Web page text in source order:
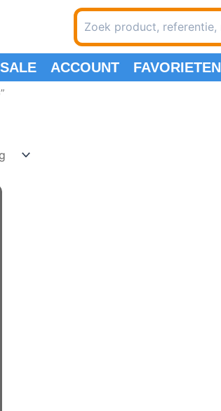
Zoeken
naar:
SALE ACCOUNT FAVORIETEN